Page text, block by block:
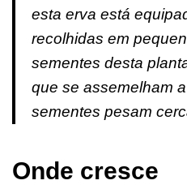
esta erva está
recolhidas em
sementes desta
que se assemelham
sementes pesam
Onde cresce